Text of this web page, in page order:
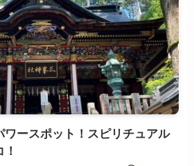
ワースポット！スピリチュアル